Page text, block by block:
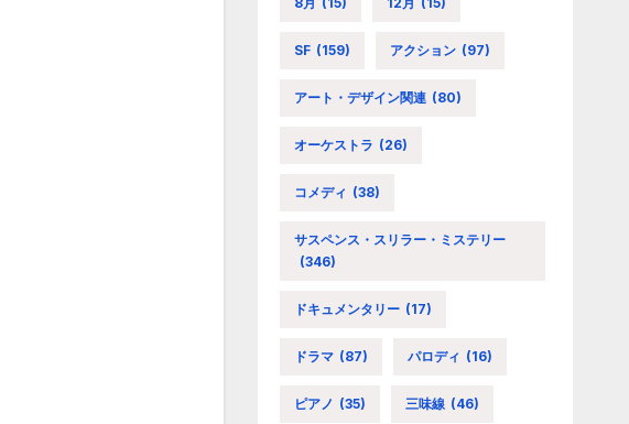
SF (159) アクション (97)
アート・デザイン関連 (80)
オーケストラ (26)
コメディ (38)
サスペンス・スリラー・ミステリー
(346)
ドキュメンタリー (17)
ドラマ (87) パロディ (16)
ピアノ (35) 三味線 (46)